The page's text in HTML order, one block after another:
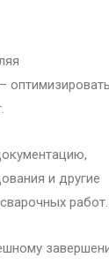
и другие
работ.